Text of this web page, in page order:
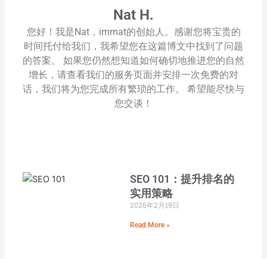
Nat H.
您好！我是Nat，imrnat的创始人。感谢您将宝贵的
时间托付给我们，我希望您在这篇博文中找到了问题
的答案。 如果您仍然想知道如何确切地推进您的自然
增长，请查看我们的服务页面并安排一次免费的对
话，我们将为您完成所有繁琐的工作。 希望能尽快与
您交谈！
SEO 101：提升排名的
实用策略
2026年2月19日
Read More »